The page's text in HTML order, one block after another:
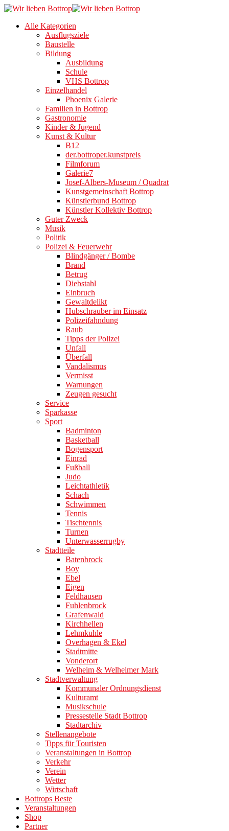
Alle Kategorien
Ausflugsziele
Baustelle
Bildung
Ausbildung
Schule
VHS Bottrop
Einzelhandel
Phoenix Galerie
Familien in Bottrop
Gastronomie
Kinder & Jugend
Kunst & Kultur
B12
der.bottroper.kunstpreis
Filmforum
Galerie7
Josef-Albers-Museum / Quadrat
Kunstgemeinschaft Bottrop
Künstlerbund Bottrop
Künstler Kollektiv Bottrop
Guter Zweck
Musik
Politik
Polizei & Feuerwehr
Blindgänger / Bombe
Brand
Betrug
Diebstahl
Einbruch
Gewaltdelikt
Hubschrauber im Einsatz
Polizeifahndung
Raub
Tipps der Polizei
Unfall
Überfall
Vandalismus
Vermisst
Warnungen
Zeugen gesucht
Service
Sparkasse
Sport
Badminton
Basketball
Bogensport
Einrad
Fußball
Judo
Leichtathletik
Schach
Schwimmen
Tennis
Tischtennis
Turnen
Unterwasserrugby
Stadtteile
Batenbrock
Boy
Ebel
Eigen
Feldhausen
Fuhlenbrock
Grafenwald
Kirchhellen
Lehmkuhle
Overhagen & Ekel
Stadtmitte
Vonderort
Welheim & Welheimer Mark
Stadtverwaltung
Kommunaler Ordnungsdienst
Kulturamt
Musikschule
Pressestelle Stadt Bottrop
Stadtarchiv
Stellenangebote
Tipps für Touristen
Veranstaltungen in Bottrop
Verkehr
Verein
Wetter
Wirtschaft
Bottrops Beste
Veranstaltungen
Shop
Partner